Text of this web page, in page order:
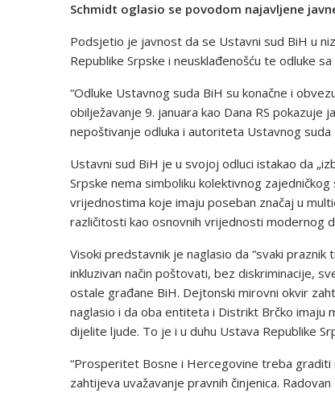
Schmidt oglasio se povodom najavljene
Podsjetio je javnost da se Ustavni sud BiH u
Republike Srpske i neusklađenošću te odluke
“Odluke Ustavnog suda BiH su konačne i
obilježavanje 9. januara kao Dana RS
nepoštivanje odluka i autoriteta Ustavnog suda
Ustavni sud BiH je u svojoj odluci istakao da
Srpske nema simboliku kolektivnog
vrijednostima koje imaju poseban značaj u
različitosti kao osnovnih vrijednosti modernog
Visoki predstavnik je naglasio da “svaki
inkluzivan način poštovati, bez diskriminacije,
ostale građane BiH. Dejtonski mirovni okvir
naglasio i da oba entiteta i Distrikt Brčko imaju
dijelite ljude. To je i u duhu Ustava Republike
“Prosperitet Bosne i Hercegovine treba
zahtijeva uvažavanje pravnih činjenica.